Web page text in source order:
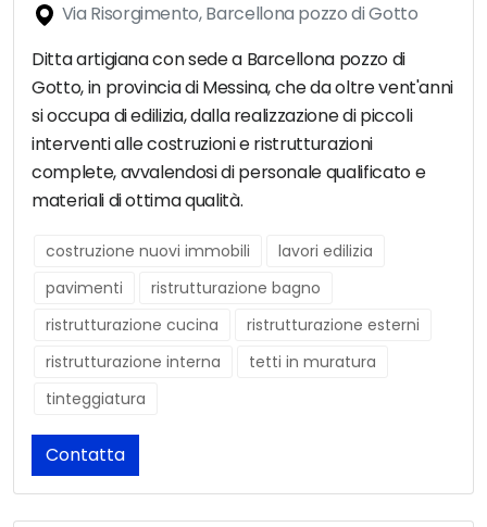
Via Risorgimento, Barcellona pozzo di Gotto
Ditta artigiana con sede a Barcellona pozzo di
Gotto, in provincia di Messina, che da oltre vent'anni
si occupa di edilizia, dalla realizzazione di piccoli
interventi alle costruzioni e ristrutturazioni
complete, avvalendosi di personale qualificato e
materiali di ottima qualità.
costruzione nuovi immobili
lavori edilizia
pavimenti
ristrutturazione bagno
ristrutturazione cucina
ristrutturazione esterni
ristrutturazione interna
tetti in muratura
tinteggiatura
Contatta